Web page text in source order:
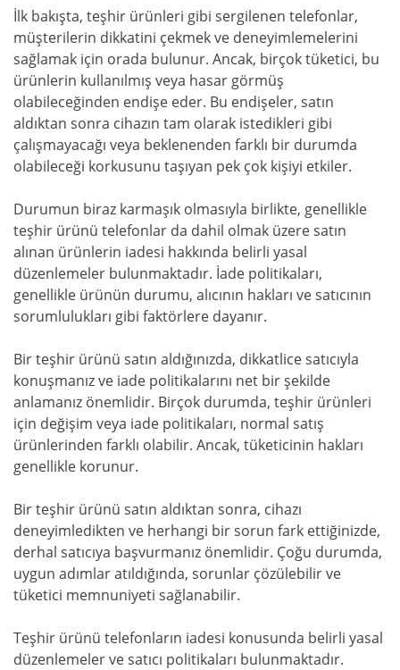
İlk bakışta, teşhir ürünleri gibi sergilenen telefonlar,
müşterilerin dikkatini çekmek ve deneyimlemelerini
sağlamak için orada bulunur. Ancak, birçok tüketici, bu
ürünlerin kullanılmış veya hasar görmüş
olabileceğinden endişe eder. Bu endişeler, satın
aldıktan sonra cihazın tam olarak istedikleri gibi
çalışmayacağı veya beklenenden farklı bir durumda
olabileceği korkusunu taşıyan pek çok kişiyi etkiler.
Durumun biraz karmaşık olmasıyla birlikte, genellikle
teşhir ürünü telefonlar da dahil olmak üzere satın
alınan ürünlerin iadesi hakkında belirli yasal
düzenlemeler bulunmaktadır. İade politikaları,
genellikle ürünün durumu, alıcının hakları ve satıcının
sorumlulukları gibi faktörlere dayanır.
Bir teşhir ürünü satın aldığınızda, dikkatlice satıcıyla
konuşmanız ve iade politikalarını net bir şekilde
anlamanız önemlidir. Birçok durumda, teşhir ürünleri
için değişim veya iade politikaları, normal satış
ürünlerinden farklı olabilir. Ancak, tüketicinin hakları
genellikle korunur.
Bir teşhir ürünü satın aldıktan sonra, cihazı
deneyimledikten ve herhangi bir sorun fark ettiğinizde,
derhal satıcıya başvurmanız önemlidir. Çoğu durumda,
uygun adımlar atıldığında, sorunlar çözülebilir ve
tüketici memnuniyeti sağlanabilir.
Teşhir ürünü telefonların iadesi konusunda belirli yasal
düzenlemeler ve satıcı politikaları bulunmaktadır.